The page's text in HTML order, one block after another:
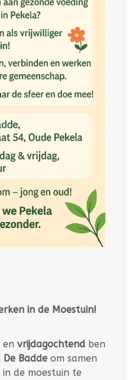
in de Moestuin!
en vrijdagochtend ben
De Badde om samen
de moestuin te